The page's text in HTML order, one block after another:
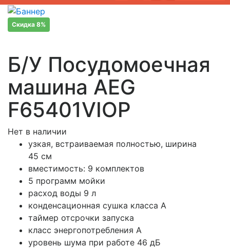
Скидка 8%
Б/У Посудомоечная
машина AEG
F65401VIOP
Нет в наличии
узкая, встраиваемая полностью, ширина
45 см
вместимость: 9 комплектов
5 программ мойки
расход воды 9 л
конденсационная сушка класса A
таймер отсрочки запуска
класс энергопотребления A
уровень шума при работе 46 дБ